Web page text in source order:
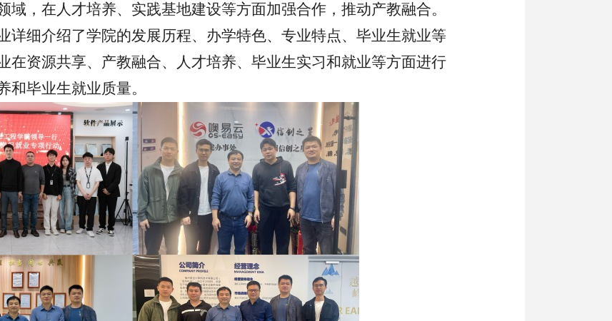
域，在人才培养、实践基地建设等方面加强合作，推动产教融合。
详细介绍了学院的发展历程、办学特色、专业特点、毕业生就业等
在资源共享、产教融合、人才培养、毕业生实习和就业等方面进行
和毕业生就业质量。